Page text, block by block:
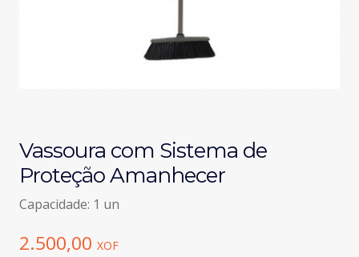
Vassoura com Sistema de
Proteção Amanhecer
Capacidade: 1 un
2.500,00 XOF